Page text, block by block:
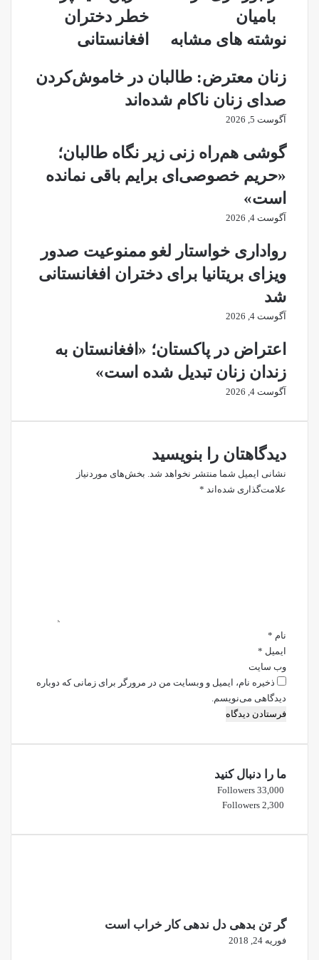
امید
خطر
افغانستانی
خطر دختران
افغانستانی
در
بامیان
بامیان
نوشته های مشابه
زنان معترض: طالبان در خاموش‌کردن
صدای زنان ناکام شده‌اند
آگوست 5, 2026
گوشی هم‌راه زنی زیر نگاه طالبان؛
«حریم خصوصی‌ای برایم باقی نمانده
است»
آگوست 4, 2026
رواداری خواستار لغو ممنوعیت صدور
ویزای بریتانیا برای دختران افغانستانی
شد
آگوست 4, 2026
اعتراض در پاکستان؛ «افغانستان به
زندان زنان تبدیل شده است»
آگوست 4, 2026
دیدگاهتان را بنویسید
نشانی ایمیل شما منتشر نخواهد شد. بخش‌های موردنیاز
علامت‌گذاری شده‌اند *
نام *
ایمیل *
وب‌ سایت
ذخیره نام، ایمیل و وبسایت من در مرورگر برای زمانی که دوباره
دیدگاهی می‌نویسم.
ما را دنبال کنید
33,000
Followers
2,300
Followers
گر تن بدهی دل ندهی کار خراب است
فوریه 24, 2018